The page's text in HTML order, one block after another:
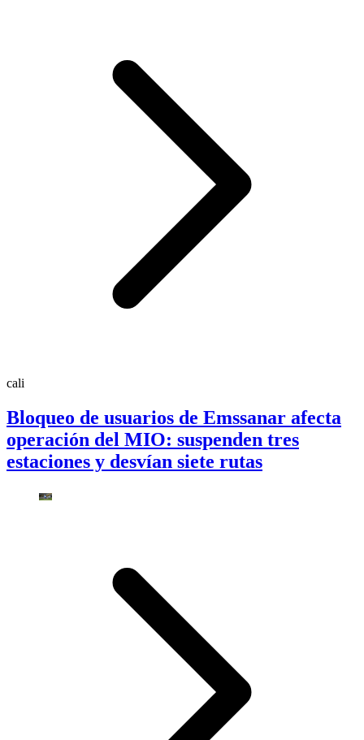
cali
Bloqueo de usuarios de Emssanar afecta
operación del MIO: suspenden tres
estaciones y desvían siete rutas